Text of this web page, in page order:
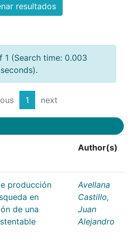
resultados
1 (Search time: 0.003
seconds).
1 next
Author(s)
producción
en
de una
Avellana
Castillo,
Juan
Alejandro